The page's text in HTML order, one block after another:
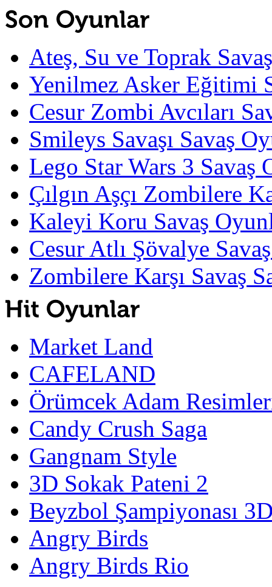
Ateş, Su ve Toprak
Yenilmez Asker Eğitimi
Cesur Zombi Avcıları
Smileys Savaşı Savaş
Lego Star Wars 3 Savaş
Çılgın Aşçı Zombilere
Kaleyi Koru Savaş
Cesur Atlı Şövalye
Zombilere Karşı Savaş
Market Land
CAFELAND
Örümcek Adam
Candy Crush Saga
Gangnam Style
3D Sokak Pateni 2
Beyzbol Şampiyonası
Angry Birds
Angry Birds Rio